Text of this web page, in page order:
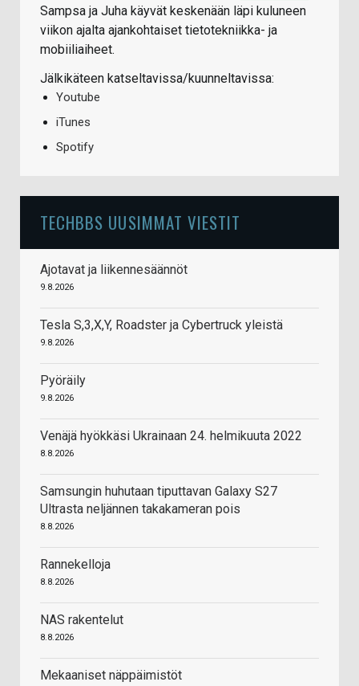
Sampsa ja Juha käyvät keskenään läpi kuluneen
viikon ajalta ajankohtaiset tietotekniikka- ja
mobiiliaiheet.
Jälkikäteen katseltavissa/kuunneltavissa:
Youtube
iTunes
Spotify
TECHBBS UUSIMMAT VIESTIT
Ajotavat ja liikennesäännöt
9.8.2026
Tesla S,3,X,Y, Roadster ja Cybertruck yleistä
9.8.2026
Pyöräily
9.8.2026
Venäjä hyökkäsi Ukrainaan 24. helmikuuta 2022
8.8.2026
Samsungin huhutaan tiputtavan Galaxy S27
Ultrasta neljännen takakameran pois
8.8.2026
Rannekelloja
8.8.2026
NAS rakentelut
8.8.2026
Mekaaniset näppäimistöt